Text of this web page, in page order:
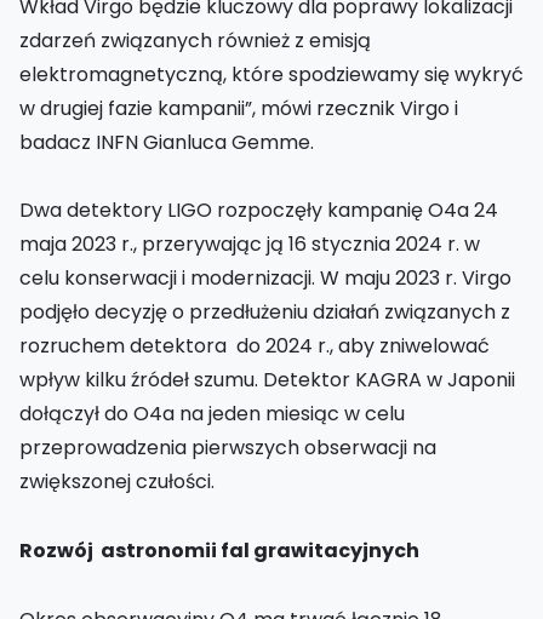
Wkład Virgo będzie kluczowy dla poprawy lokalizacji
zdarzeń związanych również z emisją
elektromagnetyczną, które spodziewamy się wykryć
w drugiej fazie kampanii”, mówi rzecznik Virgo i
badacz INFN Gianluca Gemme.
Dwa detektory LIGO rozpoczęły kampanię O4a 24
maja 2023 r., przerywając ją 16 stycznia 2024 r. w
celu konserwacji i modernizacji. W maju 2023 r. Virgo
podjęło decyzję o przedłużeniu działań związanych z
rozruchem detektora do 2024 r., aby zniwelować
wpływ kilku źródeł szumu. Detektor KAGRA w Japonii
dołączył do O4a na jeden miesiąc w celu
przeprowadzenia pierwszych obserwacji na
zwiększonej czułości.
Rozwój astronomii fal grawitacyjnych